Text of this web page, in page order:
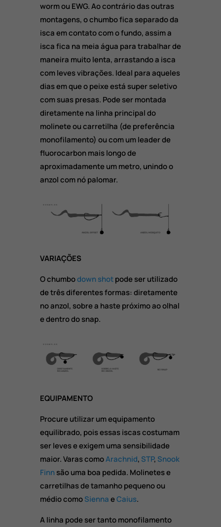
worm ou EWG. Ao contrário das outras
montagens, o chumbo fica separado da
isca em contato com o fundo, assim a
isca fica na meia água para trabalhar de
maneira muito lenta, arrastando a isca
com leves vibrações. Ideal para aqueles
dias em que o peixe está super seletivo
com suas presas. Pode ser montada
diretamente na linha principal do
molinete ou carretilha (de preferência
monofilamento) ou com um leader de
fluorocarbon mais longo de
aproximadamente um metro, unindo o
anzol com nó palomar.
VARIAÇÕES
O chumbodown shotpode ser utilizado
de três diferentes formas: diretamente
no anzol, sobre a haste próximo ao olhal
e dentro do snap.
EQUIPAMENTO
Procure utilizar um equipamento
equilibrado, pois essas iscas costumam
ser leves e exigem uma sensibilidade
maior. Varas comoArachnid,STP,Snook
Finnsão uma boa pedida. Molinetes e
carretilhas de tamanho pequeno ou
médio comoSiennaeCaius.
A linha pode ser tanto monofilamento